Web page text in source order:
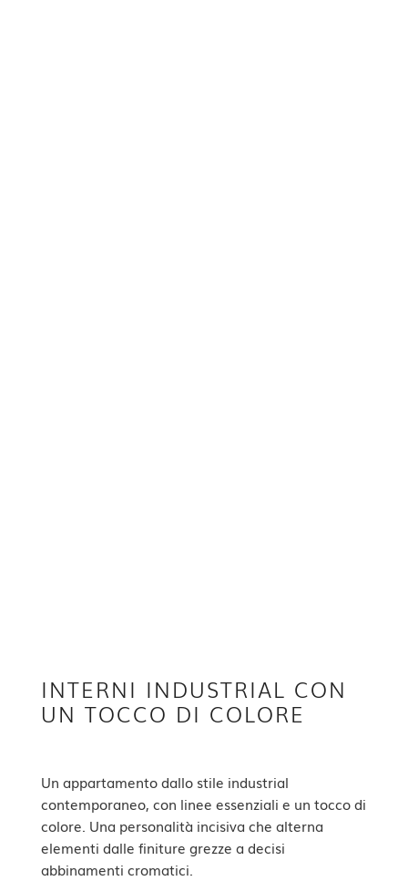
INTERNI INDUSTRIAL CON
UN TOCCO DI COLORE
Un appartamento dallo stile industrial
contemporaneo, con linee essenziali e un tocco di
colore. Una personalità incisiva che alterna
elementi dalle finiture grezze a decisi
abbinamenti cromatici.